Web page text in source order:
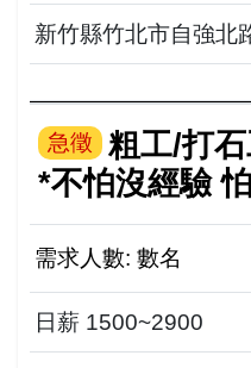
. 17:00-20:00...
新竹縣竹北市自強北
急徵
粗工/打
*不怕沒經驗
需求人數: 數名
日薪 1500~2900